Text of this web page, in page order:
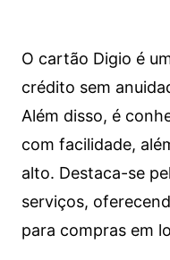
O cartão Digio é
crédito sem
Além disso, é
com facilidade,
alto. Destaca-se
serviços,
para compras em